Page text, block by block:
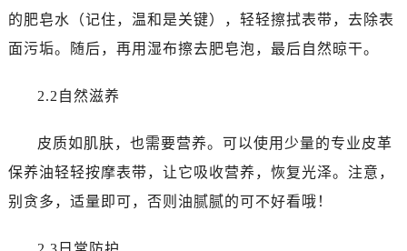
的肥皂水（记住，温和是关键），轻轻擦拭表带，去除表
面污垢。随后，再用湿布擦去肥皂泡，最后自然晾干。
2.2自然滋养
皮质如肌肤，也需要营养。可以使用少量的专业皮革
保养油轻轻按摩表带，让它吸收营养，恢复光泽。注意，
别贪多，适量即可，否则油腻腻的可不好看哦！